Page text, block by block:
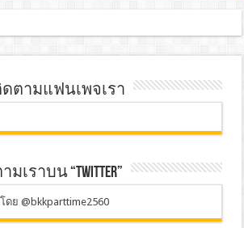
ตามแฟนเพจเรา
เราบน “TWITTER”
ดย @bkkparttime2560